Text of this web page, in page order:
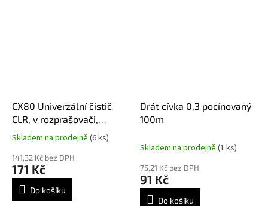
CX80 Univerzální čistič
CLR, v rozprašovači,
600ml
Průměrné
produktu
je
4,8
Skladem na prodejně (6 ks)
141,32 Kč bez DPH
171 Kč
Do košíku
Drát cívka 0,3 pocínovaný
100m
Skladem na prodejně (1 ks)
75,21 Kč bez DPH
91 Kč
Do košíku